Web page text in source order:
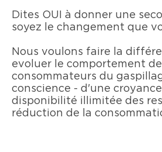
Dites OUI à donner une
soyez le changement que
Nous voulons faire la
evoluer le comportement
consommateurs du
conscience - d'une
disponibilité illimitée des
réduction de la